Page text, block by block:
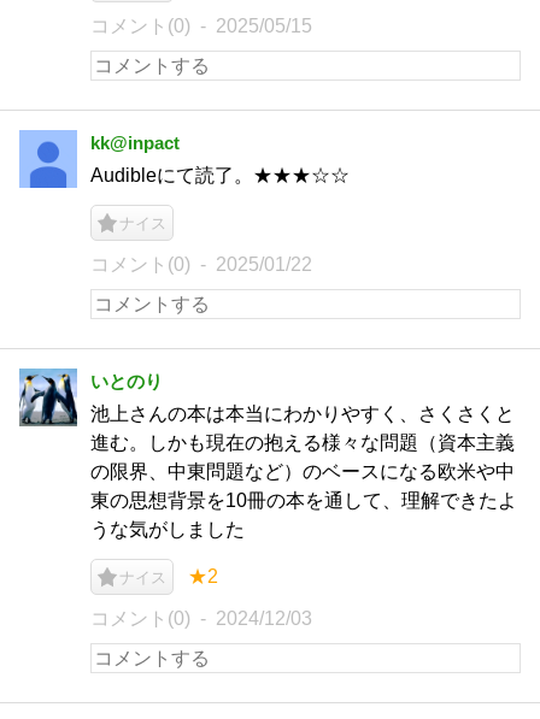
コメント(0) 2025/05/15
kk@inpact
Audibleにて読了。★★★☆☆
ナイス
コメント(0) 2025/01/22
いとのり
池上さんの本は本当にわかりやすく、さくさくと
進む。しかも現在の抱える様々な問題（資本主義
の限界、中東問題など）のベースになる欧米や中
東の思想背景を10冊の本を通して、理解できたよ
うな気がしました
ナイス ★2
コメント(0) 2024/12/03